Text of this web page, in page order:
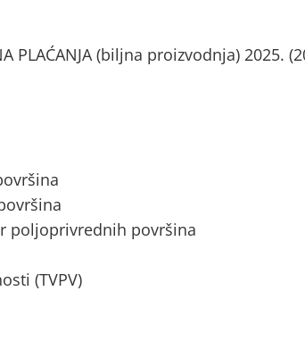
PLAĆANJA (biljna proizvodnja) 2025.
poljoprivrednih površina
(TVPV)